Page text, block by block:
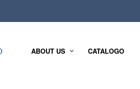
ABOUT US CATALOGO